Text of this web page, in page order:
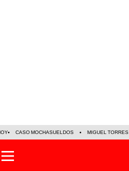
CASO MOCHASUELDOS MIGUEL TORRES